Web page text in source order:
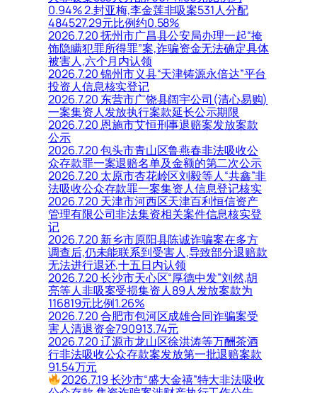
0.94% 2.封亚梅,李金莲非吸案531人分配
484527.29元比例约0.58%
2026.7.20 抚州市广昌县公安局办理一起“掩
饰隐瞒犯罪所得罪”案,诈骗资金无法确定具体
被害人,六个月内认领
2026.7.20 锦州市义县“天津铸源永倍达”平台
投资人信息核实登记
2026.7.20 东营市广饶县阔宇公司(清心易购)
一案集资人发放执行案款延长公示期限
2026.7.20 恩施市艾恒刑事退赔案发放案款
公示
2026.7.20 包头市青山区鲁燕春非法吸收公
众存款罪一案退赔名单及金额的第二次公示
2026.7.20 太原市杏花岭区刘毅等人“共鑫”非
法吸收公众存款罪一案集资人信息登记核实
2026.7.20 天津市河西区天津百利恒信资产
管理有限公司非法集资相关案件信息核实登
记
2026.7.20 新乡市原阳县陈诚诈骗案在多方
调查后,仍未能联系到受害人,导致部分退赔款
无法进行退还,十五日内认领
2026.7.20 长沙市天心区“厚德中发”刘然,胡
亮等人非吸案受损集资人89人发放案款为
116819元比例1.26%
2026.7.20 合肥市包河区成雄合同诈骗案受
害人清退资金790913.74元
2026.7.20 辽源市龙山区徐洪涛等万酬茶酒
行非法吸收公众存款案发放第一批退赔案款
91.54万元
2026.7.19 长沙市“盛大金禧”特大非法吸收